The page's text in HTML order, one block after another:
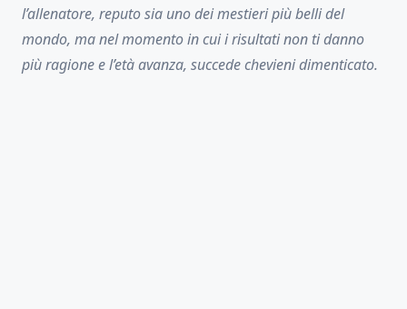
l’allenatore, reputo sia uno dei mestieri più belli del
mondo, ma nel momento in cui i risultati non ti danno
più ragione e l’età avanza, succede chevieni dimenticato.